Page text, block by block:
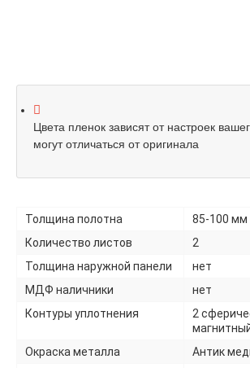
Цвета пленок зависят от настроек
могут отличаться от оригинала
Толщина полотна
85-100 мм
Количество листов
2
Толщина наружной панели
нет
МДФ наличники
нет
Контуры уплотнения
2
Окраска металла
Антик